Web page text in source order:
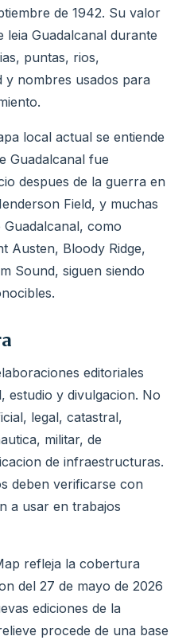
de 1942. Su valor
Guadalcanal durante
puntas, rios,
y nombres usados para
local actual se entiende
Guadalcanal fue
despues de la guerra en
Field, y muchas
como
Austen, Bloody Ridge,
Sound, siguen siendo
editoriales
estudio y divulgacion. No
legal, catastral,
militar, de
de infraestructuras.
deben verificarse con
a usar en trabajos
refleja la cobertura
del 27 de mayo de 2026
ediciones de la
procede de una base